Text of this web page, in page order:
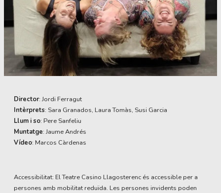
Director: Jordi Ferragut
Intèrprets: Sara Granados, Laura Tomàs, Susi Garcia
Llum i so: Pere Sanfeliu
Muntatge: Jaume Andrés
Vídeo: Marcos Càrdenas
Accessibilitat: El Teatre Casino Llagosterenc és accessible per a
persones amb mobilitat reduïda. Les persones invidents poden